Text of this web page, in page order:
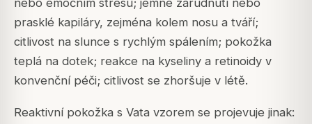
prasklé kapiláry, zejména kolem nosu a tváří;
citlivost na slunce s rychlým spálením; pokožka
teplá na dotek; reakce na kyseliny a retinoidy v
konvenční péči; citlivost se zhoršuje v létě.
Reaktivní pokožka s Vata vzorem se projevuje jinak: